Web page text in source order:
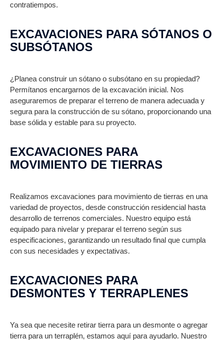
contratiempos.
EXCAVACIONES PARA SÓTANOS O
SUBSÓTANOS
¿Planea construir un sótano o subsótano en su propiedad?
Permítanos encargarnos de la excavación inicial. Nos
aseguraremos de preparar el terreno de manera adecuada y
segura para la construcción de su sótano, proporcionando una
base sólida y estable para su proyecto.
EXCAVACIONES PARA
MOVIMIENTO DE TIERRAS
Realizamos excavaciones para movimiento de tierras en una
variedad de proyectos, desde construcción residencial hasta
desarrollo de terrenos comerciales. Nuestro equipo está
equipado para nivelar y preparar el terreno según sus
especificaciones, garantizando un resultado final que cumpla
con sus necesidades y expectativas.
EXCAVACIONES PARA
DESMONTES Y TERRAPLENES
Ya sea que necesite retirar tierra para un desmonte o agregar
tierra para un terraplén, estamos aquí para ayudarlo. Nuestro